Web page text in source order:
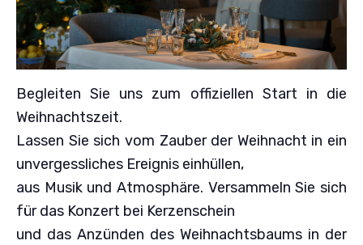
Begleiten Sie uns zum offiziellen Start in die
Weihnachtszeit.
Lassen Sie sich vom Zauber der Weihnacht in ein
unvergessliches Ereignis einhüllen,
aus Musik und Atmosphäre. Versammeln Sie sich
für das Konzert bei Kerzenschein
und das Anzünden des Weihnachtsbaums in der